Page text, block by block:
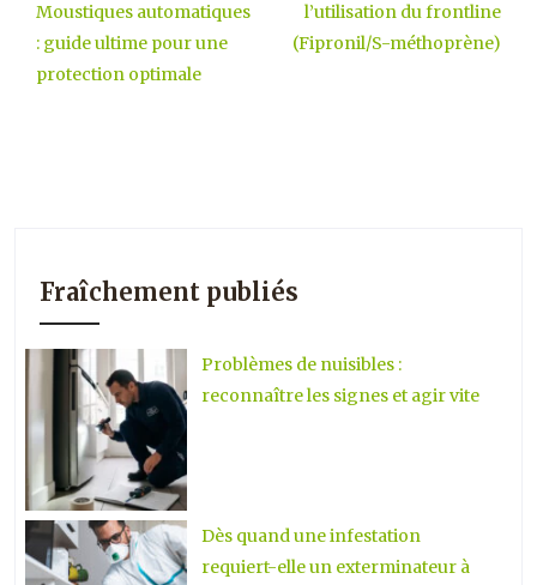
Moustiques automatiques
: guide ultime pour une
protection optimale
l’utilisation du frontline
(Fipronil/S-méthoprène)
Fraîchement publiés
Problèmes de nuisibles :
reconnaître les signes et agir vite
Dès quand une infestation
requiert-elle un exterminateur à